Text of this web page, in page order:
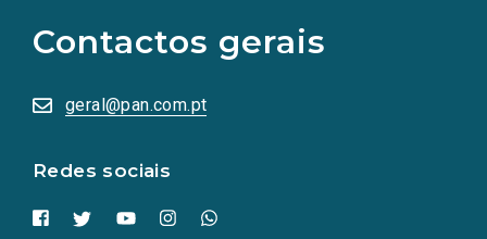
Contactos gerais
geral@pan.com.pt
Redes sociais
redes
sociais
numa
nova